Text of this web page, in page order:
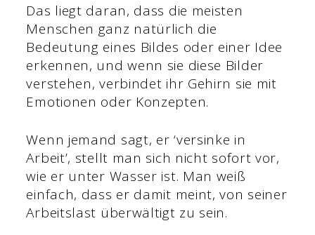
Das liegt daran, dass die meisten
Menschen ganz natürlich die
Bedeutung eines Bildes oder einer Idee
erkennen, und wenn sie diese Bilder
verstehen, verbindet ihr Gehirn sie mit
Emotionen oder Konzepten.
Wenn jemand sagt, er ‘versinke in
Arbeit’, stellt man sich nicht sofort vor,
wie er unter Wasser ist. Man weiß
einfach, dass er damit meint, von seiner
Arbeitslast überwältigt zu sein.